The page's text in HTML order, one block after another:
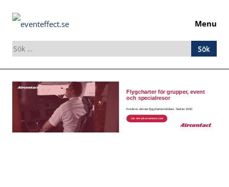
Menu
Sök
efter:
Skip
content